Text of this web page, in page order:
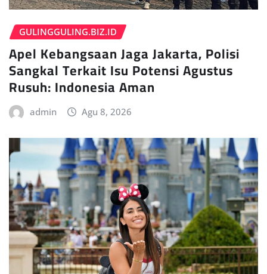
GULINGGULING.BIZ.ID
Apel Kebangsaan Jaga Jakarta, Polisi
Sangkal Terkait Isu Potensi Agustus
Rusuh: Indonesia Aman
admin Agu 8, 2026